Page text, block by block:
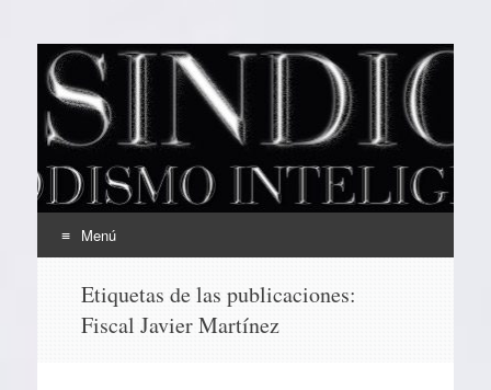
EL SINDICAL
Periodismo Inteligente
Menú
contenido
Etiquetas de las publicaciones:
Fiscal Javier Martínez